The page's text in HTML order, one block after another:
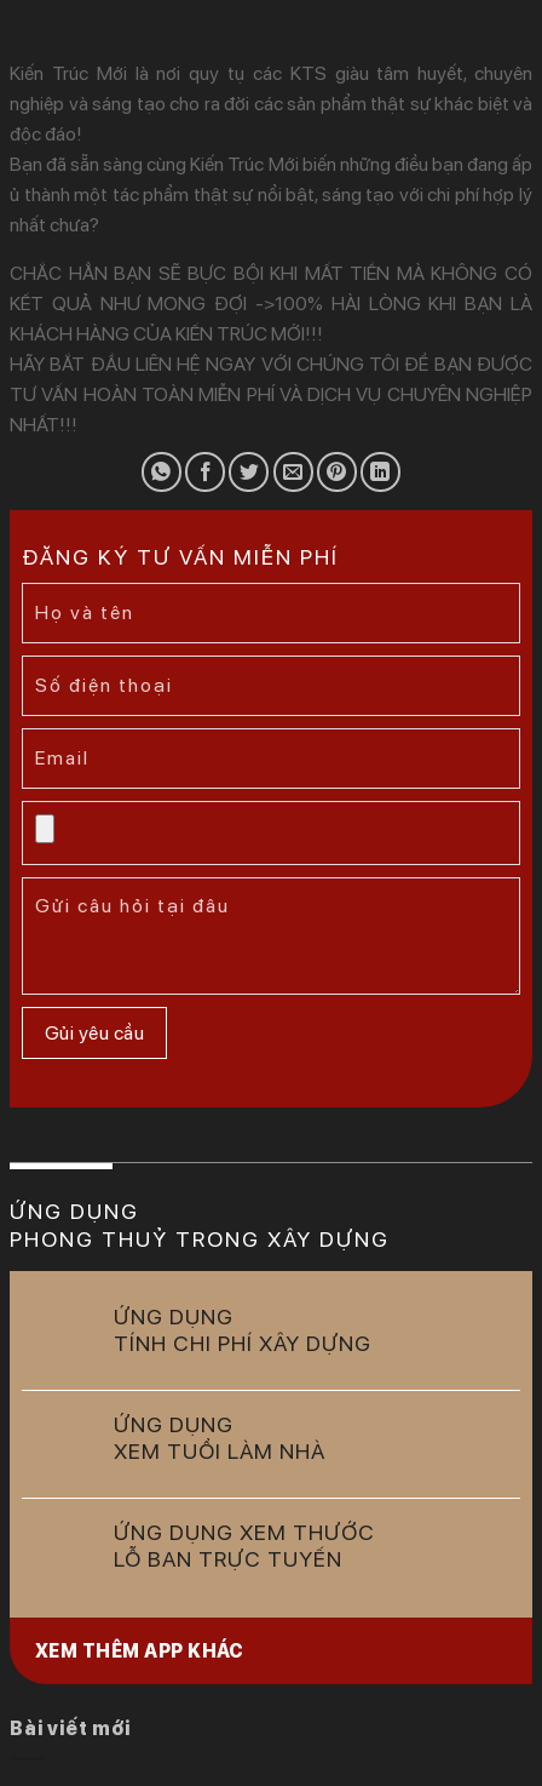
Kiến Trúc Mới là nơi quy tụ các KTS giàu tâm huyết, chuyên
nghiệp và sáng tạo cho ra đời các sản phẩm thật sự khác biệt và
độc đáo!
Bạn đã sẵn sàng cùng Kiến Trúc Mới biến những điều bạn đang ấp
ủ thành một tác phẩm thật sự nổi bật, sáng tạo với chi phí hợp lý
nhất chưa?
CHẮC HẲN BẠN SẼ BỰC BỘI KHI MẤT TIỀN MÀ KHÔNG CÓ
KẾT QUẢ NHƯ MONG ĐỢI ->100% HÀI LÒNG KHI BẠN LÀ
KHÁCH HÀNG CỦA KIẾN TRÚC MỚI!!!
HÃY BẮT ĐẦU LIÊN HỆ NGAY VỚI CHÚNG TÔI ĐỂ BẠN ĐƯỢC
TƯ VẤN HOÀN TOÀN MIỄN PHÍ VÀ DỊCH VỤ CHUYÊN NGHIỆP
NHẤT!!!
ĐĂNG KÝ TƯ VẤN MIỄN PHÍ
ỨNG DỤNG
PHONG THUỶ TRONG XÂY DỰNG
ỨNG DỤNG
TÍNH CHI PHÍ XÂY DỰNG
ỨNG DỤNG
XEM TUỔI LÀM NHÀ
ỨNG DỤNG XEM THƯỚC
LỖ BAN TRỰC TUYẾN
XEM THÊM APP KHÁC
Bài viết mới